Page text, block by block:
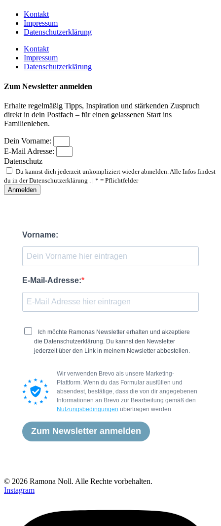
Kontakt
Impressum
Datenschutzerklärung
Kontakt
Impressum
Datenschutzerklärung
Zum Newsletter anmelden
Erhalte regelmäßig Tipps, Inspiration und stärkenden Zuspruch
direkt in dein Postfach – für einen gelassenen Start ins
Familienleben.
Dein Vorname:
E-Mail Adresse:
Datenschutz
Du kannst dich jederzeit unkompliziert wieder abmelden. Alle Infos findest
du in der Datenschutzerklärung . | * = Pflichtfelder
Anmelden
Vorname:
E-Mail-Adresse:
Ich möchte Ramonas Newsletter erhalten und akzeptiere
die Datenschutzerklärung. Du kannst den Newsletter
jederzeit über den Link in meinem Newsletter abbestellen.
Wir verwenden Brevo als unsere Marketing-
Plattform. Wenn du das Formular ausfüllen und
absendest, bestätige, dass die von dir angegebenen
Informationen an Brevo zur Bearbeitung gemäß den
Nutzungsbedingungen übertragen werden
Zum Newsletter anmelden
© 2026 Ramona Noll. Alle Rechte vorbehalten.
Instagram